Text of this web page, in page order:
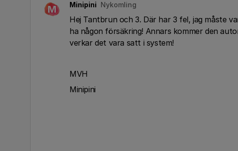
M Minipini Nykomling
Hej Tantbrun och 3. Där har 3 fel, jag måste
ha någon försäkring! Annars kommer den
verkar det vara satt i system!
MVH
Minipini